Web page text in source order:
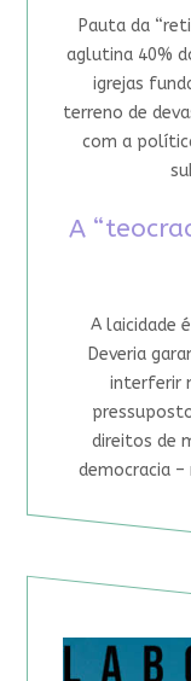
Pauta da
aglutina 40%
igrejas
terreno de
com a
A
A laicidade
Deveria
interferir
direitos de
democracia –